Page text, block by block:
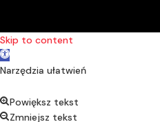
Skip to content
Open toolbar
Narzędzia ułatwień
Powiększ tekst
Zmniejsz tekst